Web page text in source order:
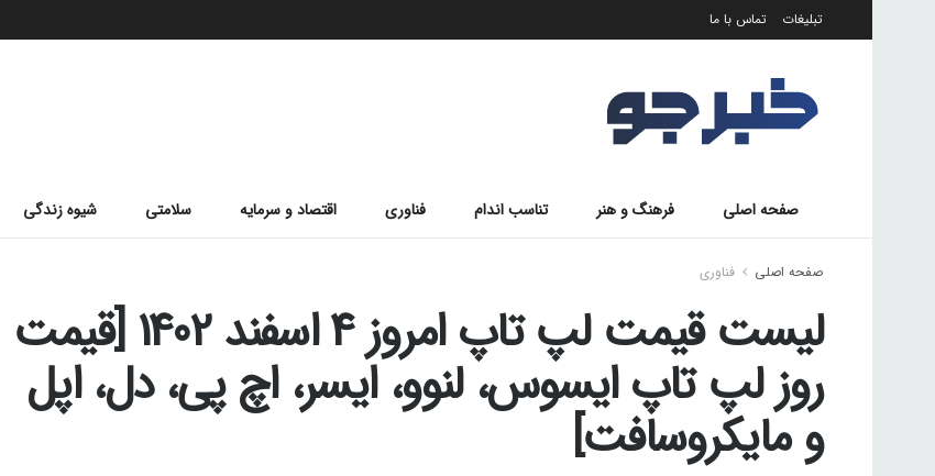
تبلیغات تماس با ما
صفحه اصلی فرهنگ و هنر تناسب اندام فناوری اقتصاد و سرمایه سلامتی شیوه زندگی
صفحه اصلی فناوری
لیست قیمت لپ تاپ امروز 4 اسفند 1402 [قیمت
روز لپ تاپ ایسوس، لنوو، ایسر، اچ پی، دل، اپل
و مایکروسافت]